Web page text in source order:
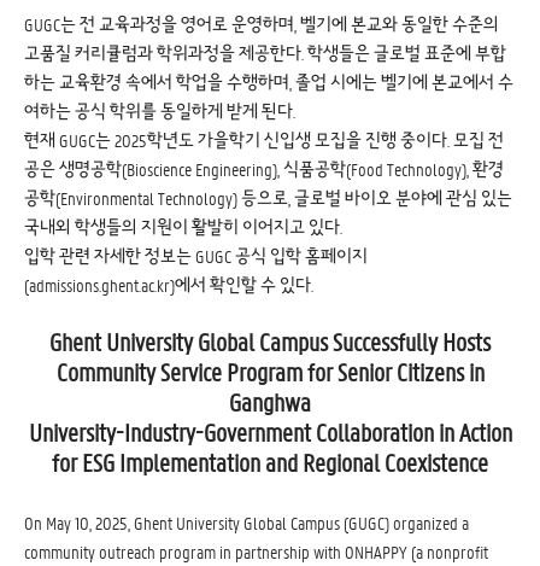
GUGC는 전 교육과정을 영어로 운영하며, 벨기에 본교와 동일한 수준의
고품질 커리큘럼과 학위과정을 제공한다. 학생들은 글로벌 표준에 부합
하는 교육환경 속에서 학업을 수행하며, 졸업 시에는 벨기에 본교에서 수
여하는 공식 학위를 동일하게 받게 된다.
현재 GUGC는 2025학년도 가을학기 신입생 모집을 진행 중이다. 모집 전
공은 생명공학(Bioscience Engineering), 식품공학(Food Technology), 환경
공학(Environmental Technology) 등으로, 글로벌 바이오 분야에 관심 있는
국내외 학생들의 지원이 활발히 이어지고 있다.
입학 관련 자세한 정보는 GUGC 공식 입학 홈페이지
(admissions.ghent.ac.kr)에서 확인할 수 있다.
Ghent University Global Campus Successfully Hosts
Community Service Program for Senior Citizens in
Ganghwa
University-Industry-Government Collaboration in Action
for ESG Implementation and Regional Coexistence
On May 10, 2025, Ghent University Global Campus (GUGC) organized a
community outreach program in partnership with ONHAPPY (a nonprofit